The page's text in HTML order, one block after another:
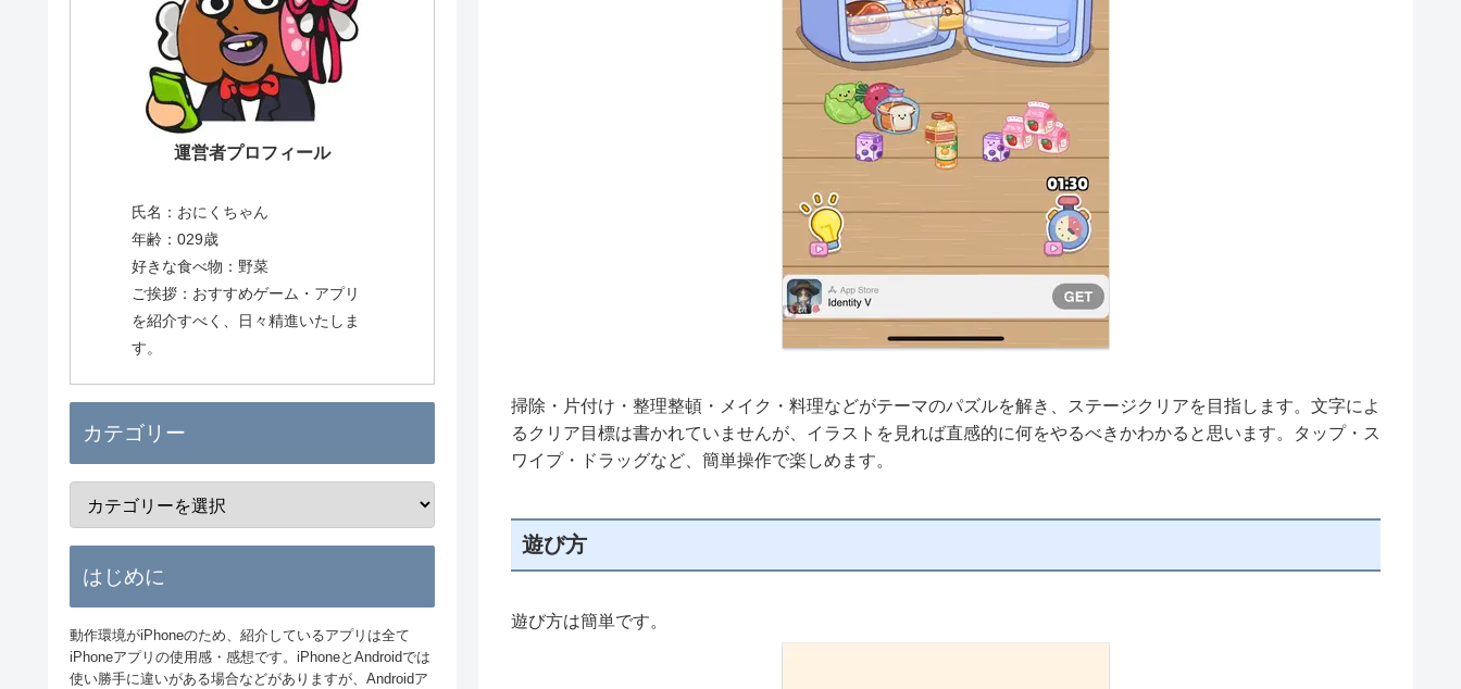
掃除・片付け・整理整頓・メイク・料理などがテーマのパズルを解き、ステージクリアを目指します。文字によ
るクリア目標は書かれていませんが、イラストを見れば直感的に何をやるべきかわかると思います。タップ・ス
ワイプ・ドラッグなど、簡単操作で楽しめます。
遊び方
遊び方は簡単です。
運営者プロフィール
氏名：おにくちゃん
年齢：029歳
好きな食べ物：野菜
ご挨拶：おすすめゲーム・アプリ
を紹介すべく、日々精進いたしま
す。
カテゴリー
はじめに
動作環境がiPhoneのため、紹介しているアプリは全て
iPhoneアプリの使用感・感想です。iPhoneとAndroidでは
使い勝手に違いがある場合などがありますが、Androidア